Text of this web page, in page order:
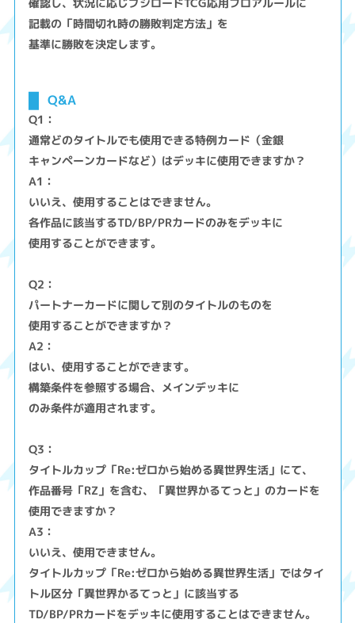
記載の「時間切れ時の勝敗判定方法」を
基準に勝敗を決定します。
Q&A
Q1：
通常どのタイトルでも使用できる特例カード（金銀
キャンペーンカードなど）はデッキに使用できますか？
A1：
いいえ、使用することはできません。
各作品に該当するTD/BP/PRカードのみをデッキに
使用することができます。
Q2：
パートナーカードに関して別のタイトルのものを
使用することができますか？
A2：
はい、使用することができます。
構築条件を参照する場合、メインデッキに
のみ条件が適用されます。
Q3：
タイトルカップ「Re:ゼロから始める異世界生活」にて、
作品番号「RZ」を含む、「異世界かるてっと」のカードを
使用できますか？
A3：
いいえ、使用できません。
タイトルカップ「Re:ゼロから始める異世界生活」ではタイ
トル区分「異世界かるてっと」に該当する
TD/BP/PRカードをデッキに使用することはできません。